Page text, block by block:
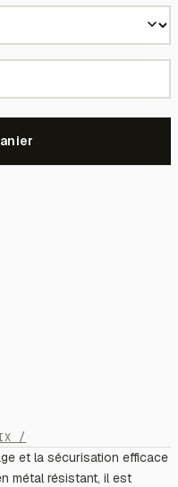
/
et la sécurisation efficace
métal résistant, il est